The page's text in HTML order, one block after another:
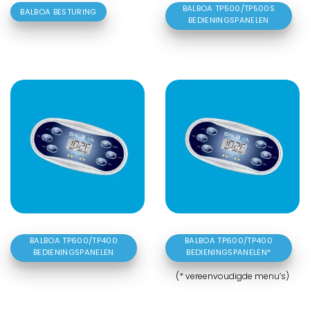
BALBOA BESTURING
BALBOA TP500/TP500S
BEDIENINGSPANELEN
BALBOA TP600/TP400
BEDIENINGSPANELEN
BALBOA TP600/TP400
BEDIENINGSPANELEN*
(* vereenvoudigde menu’s)